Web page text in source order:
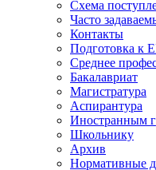
Схема
Часто
Контакты
Подготовка к
Среднее
Бакалавриат
Магистратура
Аспирантура
Иностранным
Школьнику
Архив
Нормативные